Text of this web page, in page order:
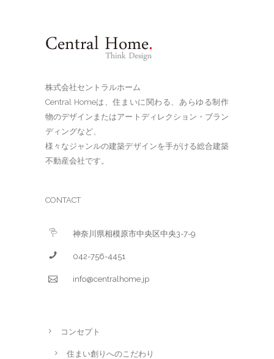
株式会社セントラルホーム
Central Homeは、住まいに関わる、あらゆる制作
物のデザインまたはアートディレクション・ブラン
ディングなど、
様々なジャンルの建築デザインを手がける総合建築
不動産会社です。
CONTACT
神奈川県相模原市中央区中央3-7-9
042-756-4451
info@centralhome.jp
コンセプト
住まい創りへのこだわり